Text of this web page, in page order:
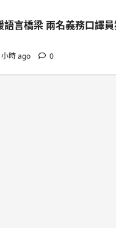
語言橋梁 兩名義務口譯
時 ago 0